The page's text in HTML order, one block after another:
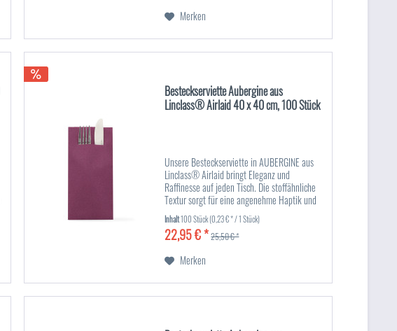
Merken
Besteckserviette Aubergine aus
Linclass® Airlaid 40 x 40 cm, 100 Stück
Unsere Besteckserviette in AUBERGINE aus
Linclass® Airlaid bringt Eleganz und
Raffinesse auf jeden Tisch. Die stoffähnliche
Textur sorgt für eine angenehme Haptik und
verleiht der Tischdekoration einen edlen Look.
Die tiefgründige...
Inhalt100 Stück(0,23 € * / 1 Stück)
22,95 € *25,50 € *
Merken